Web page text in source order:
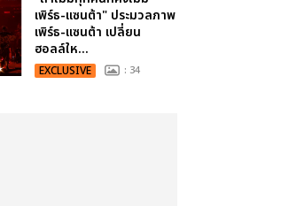
เพิร์ธ-แซนต้า" ประมวลภาพ
เพิร์ธ-แซนต้า เปลี่ยน
ฮอลล์ให...
EXCLUSIVE : 34